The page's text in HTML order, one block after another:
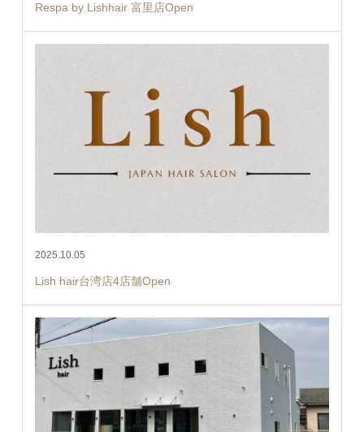
Respa by Lishhair 富里店Open
2025.10.05
Lish hair台湾店4店舗Open